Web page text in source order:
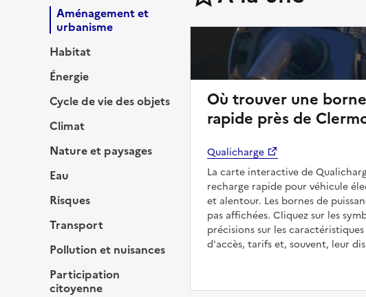
Aménagement et
urbanisme
Habitat
Énergie
Cycle de vie des objets
Climat
Nature et paysages
Eau
Risques
Transport
Pollution et nuisances
Participation
citoyenne
Où trouver une
rapide près de
Qualicharge
La carte interactive de
recharge rapide pour véhicule
et alentour. Les bornes de
pas affichées. Cliquez sur les
précisions sur les
d'accès, tarifs et, souvent, leur